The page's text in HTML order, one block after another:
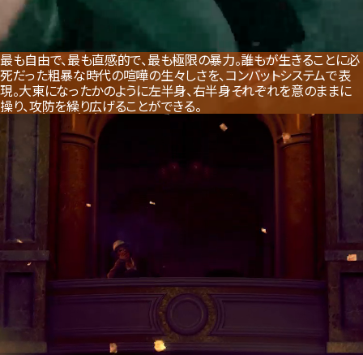
COMBAT
Brawl through the streets
with a satisfyingly gritty
combat system.
最も自由で、最も直感的で、最も極限の暴力。誰もが生きることに必
死だった粗暴な時代の喧嘩の生々しさを、コンバットシステムで表
現。大東になったかのように左半身、右半身それぞれを意のままに
操り、攻防を繰り広げることができる。